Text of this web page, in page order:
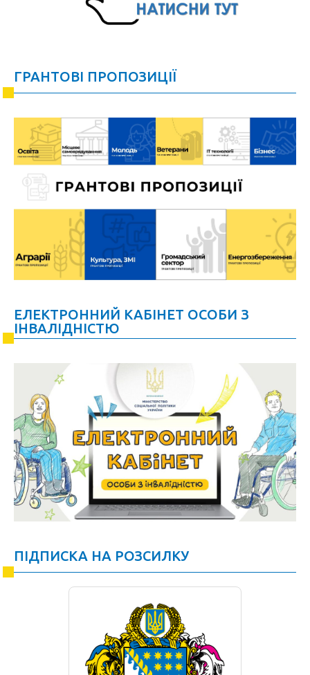
ГРАНТОВІ ПРОПОЗИЦІЇ
ЕЛЕКТРОННИЙ КАБІНЕТ ОСОБИ З
ІНВАЛІДНІСТЮ
ПІДПИСКА НА РОЗСИЛКУ